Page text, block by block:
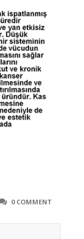
0 COMMENT